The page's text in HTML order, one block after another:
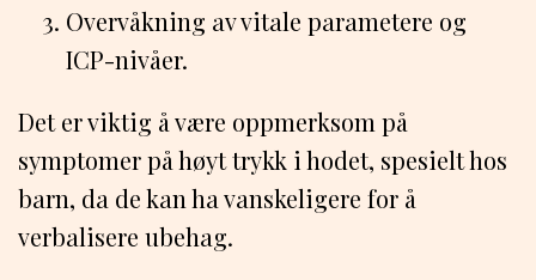
Overvåkning av vitale parametere og
ICP-nivåer.
Det er viktig å være oppmerksom på
symptomer på høyt trykk i hodet, spesielt hos
barn, da de kan ha vanskeligere for å
verbalisere ubehag.